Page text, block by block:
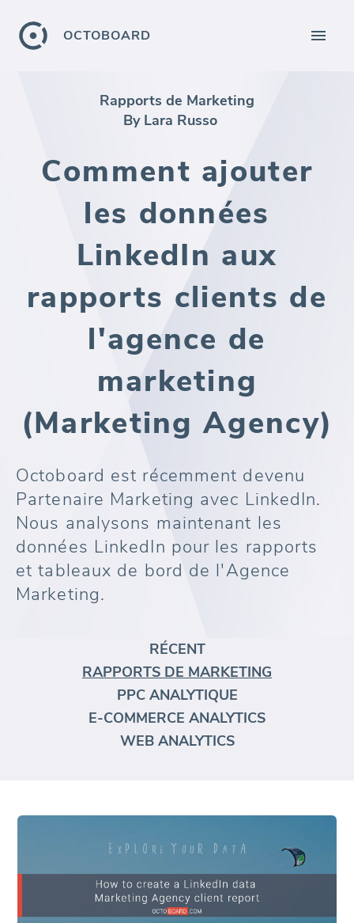
OCTOBOARD
Rapports de Marketing
By Lara Russo
Comment ajouter
les données
LinkedIn aux
rapports clients de
l'agence de
marketing
(Marketing Agency)
Octoboard est récemment devenu
Partenaire Marketing avec LinkedIn.
Nous analysons maintenant les
données LinkedIn pour les rapports
et tableaux de bord de l'Agence
Marketing.
RÉCENT
RAPPORTS DE MARKETING
PPC ANALYTIQUE
E-COMMERCE ANALYTICS
WEB ANALYTICS